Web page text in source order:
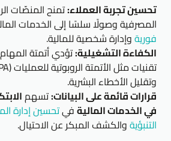
تحسين تجربة العملاء:تمنح المنصّات
المصرفية وصولًا سلسًا إلى الخدمات
فوريةوإدارة شخصية للمالية.
الكفاءة التشغيلية:تؤدي أتمتة
وتقليل الأخطاء البشرية.
قرارات قائمة على البيانات:تسهم
في الخدمات الماليةفيتحسين إدارة
التنبؤيةوالكشف المبكر عن الاحتيال.